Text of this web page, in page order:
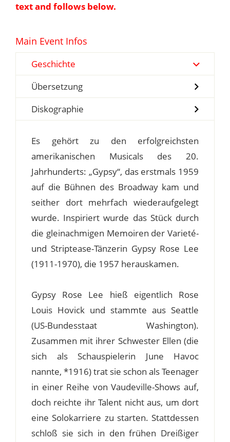
text and follows below.
Main Event Infos
Geschichte
Übersetzung
Diskographie
Es gehört zu den erfolgreichsten
amerikanischen Musicals des 20.
Jahrhunderts: „Gypsy“, das erstmals 1959
auf die Bühnen des Broadway kam und
seither dort mehrfach wiederaufgelegt
wurde. Inspiriert wurde das Stück durch
die gleinachmigen Memoiren der Varieté-
und Striptease-Tänzerin Gypsy Rose Lee
(1911-1970), die 1957 herauskamen.
Gypsy Rose Lee hieß eigentlich Rose
Louis Hovick und stammte aus Seattle
(US-Bundesstaat Washington).
Zusammen mit ihrer Schwester Ellen (die
sich als Schauspielerin June Havoc
nannte, *1916) trat sie schon als Teenager
in einer Reihe von Vaudeville-Shows auf,
doch reichte ihr Talent nicht aus, um dort
eine Solokarriere zu starten. Stattdessen
schloß sie sich in den frühen Dreißiger